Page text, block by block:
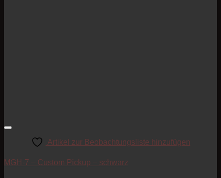
Artikel zur Beobachtungsliste hinzufügen
MGH-7 – Custom Pickup – schwarz